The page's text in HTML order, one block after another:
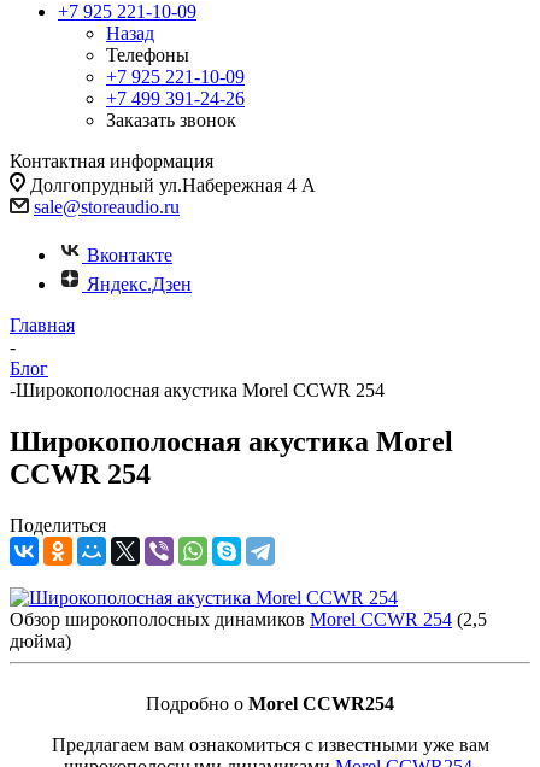
+7 925 221-10-09
Назад
Телефоны
+7 925 221-10-09
+7 499 391-24-26
Заказать звонок
Контактная информация
Долгопрудный ул.Набережная 4 А
sale@storeaudio.ru
Вконтакте
Яндекс.Дзен
Главная
-
Блог
-Широкополосная акустика Morel CCWR 254
Широкополосная акустика Morel
CCWR 254
Поделиться
Обзор широкополосных динамиков Morel CCWR 254 (2,5
дюйма)
Подробно о Morel CCWR254
Предлагаем вам ознакомиться с известными уже вам